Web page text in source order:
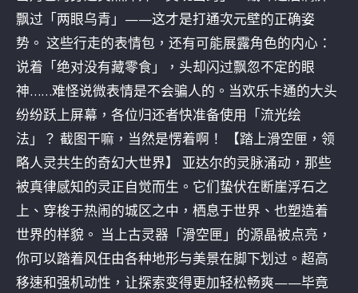
飘过「两眼乌青」——这才是打通次元壁的正确姿
势。 这些行走的表情包，还有可能展露角色的内心：
说着「绝对没有藏零食」，头却闪过飘忽不定的眼
神……难怪说微表情是不会骗人的。当欢乐卡通的大头
纷纷跃上屏幕，各位归还者快准备使用「流光绘
法」？ 截图干嘛，当然是愣着啊！ 【踏上滑空匣，领
略人灵共生的奇幻大世界】 亚达尔的灵脉涌动，那些
被真律感知的灵正自觉而生。它们蛰伏在断崖浮石之
上、穿梭于热闹的城区之中，栖息于世界、也塑造着
世界的样貌。 当上古灵器「滑空匣」的源晶被点亮，
你可以踏着风任由各种地形与美景在脚下划过。超高
移速和强机动性，让探索变得更加轻松畅爽——毕竟